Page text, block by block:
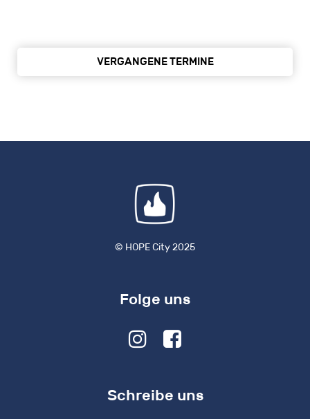
VERGANGENE TERMINE
© HOPE City 2025
Folge uns
Schreibe uns